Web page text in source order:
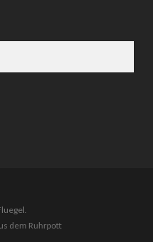
dem Ruhrpott